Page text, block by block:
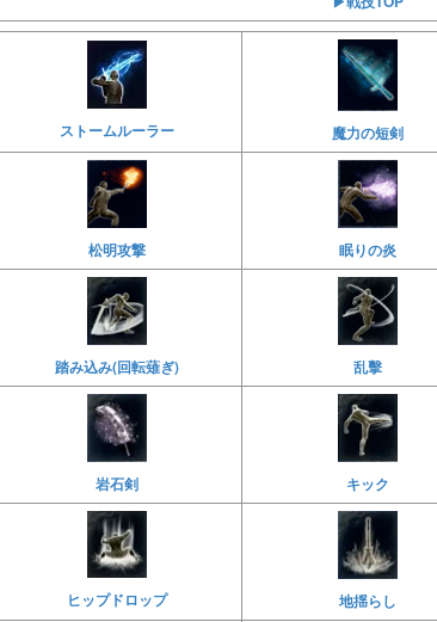
ストームルーラー 魔力の短剣
松明攻撃 眠りの炎
踏み込み(回転薙ぎ) 乱擊
岩石剣 キック
ヒップドロップ 地揺らし